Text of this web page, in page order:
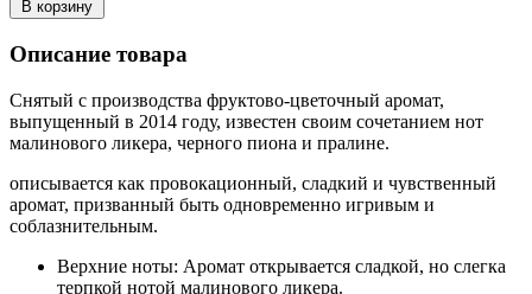
В корзину
Описание товара
Снятый с производства фруктово-цветочный аромат,
выпущенный в 2014 году, известен своим сочетанием нот
малинового ликера, черного пиона и пралине.
описывается как провокационный, сладкий и чувственный
аромат, призванный быть одновременно игривым и
соблазнительным.
Верхние ноты: Аромат открывается сладкой, но слегка
терпкой нотой малинового ликера.